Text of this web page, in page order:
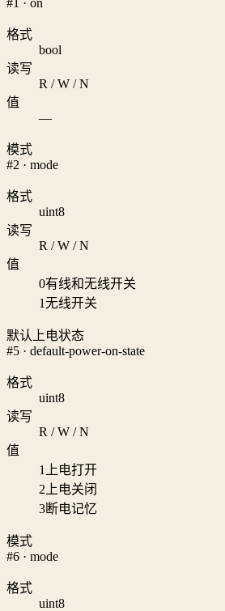
格式
bool
读写
R / W / N
值
—
模式
#2 · mode
格式
uint8
读写
R / W / N
值
0有线和无线开关
1无线开关
默认上电状态
#5 · default-power-on-state
格式
uint8
读写
R / W / N
值
1
上电打开
2 上电关闭
3断电记忆
模式
#6 · mode
格式
uint8